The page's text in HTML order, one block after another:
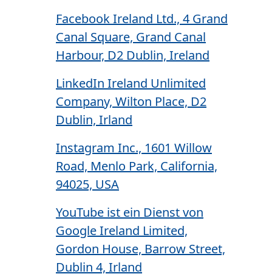
Facebook Ireland Ltd., 4 Grand
Canal Square, Grand Canal
Harbour, D2 Dublin, Ireland
LinkedIn Ireland Unlimited
Company, Wilton Place, D2
Dublin, Irland
Instagram Inc., 1601 Willow
Road, Menlo Park, California,
94025, USA
YouTube ist ein Dienst von
Google Ireland Limited,
Gordon House, Barrow Street,
Dublin 4, Irland